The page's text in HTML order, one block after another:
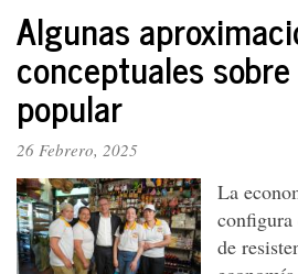
Stargate
y
el
complejo
militar-
norteamericano
Algunas
conceptuales
popular
26 Febrero, 2025
La
de